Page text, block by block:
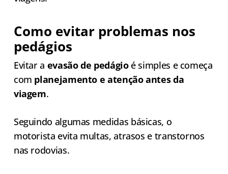
Como evitar problemas nos
pedágios
Evitar a evasão de pedágioé simples e começa
com planejamento e atenção antes da
viagem.
Seguindo algumas medidas básicas, o
motorista evita multas, atrasos e transtornos
nas rodovias.